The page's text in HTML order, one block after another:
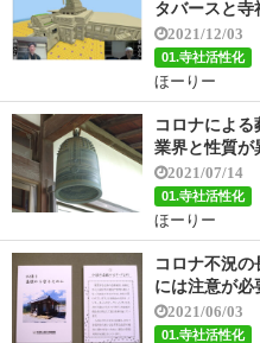
タバースと寺
2021/12/03
01.寺社活性化
ほーりー
コロナによ
業界と性質が
2021/07/14
01.寺社活性化
ほーりー
コロナ不況
には注意が必
2021/06/03
01.寺社活性化